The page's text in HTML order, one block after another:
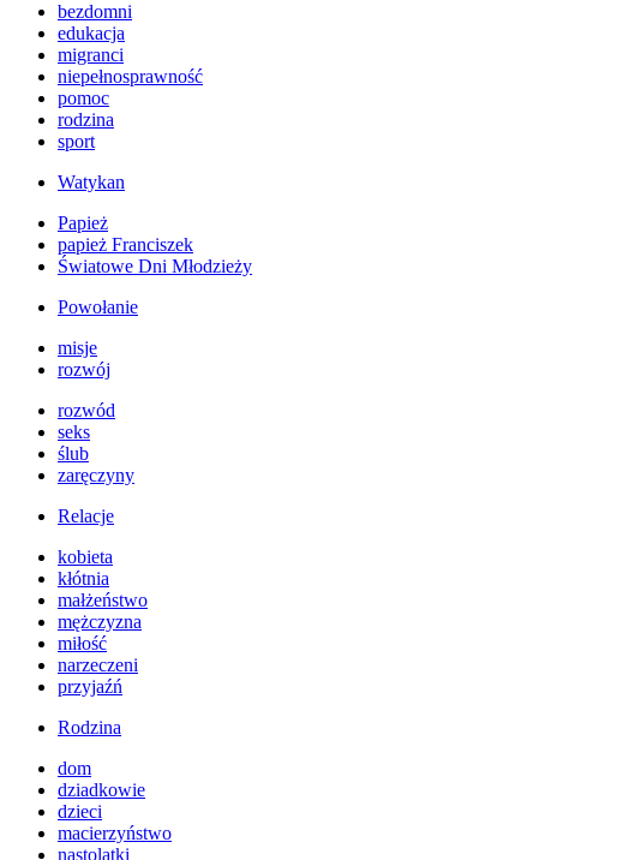
bezdomni
edukacja
migranci
niepełnosprawność
pomoc
rodzina
sport
Watykan
Papież
papież Franciszek
Światowe Dni Młodzieży
Powołanie
misje
rozwój
rozwód
seks
ślub
zaręczyny
Relacje
kobieta
kłótnia
małżeństwo
mężczyzna
miłość
narzeczeni
przyjaźń
Rodzina
dom
dziadkowie
dzieci
macierzyństwo
nastolatki